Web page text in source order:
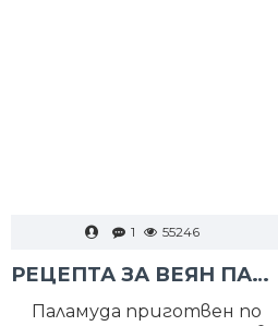
1 55246
РЕЦЕПТА ЗА ВЕЯН ПАЛАМУД
Паламуда приготвен по